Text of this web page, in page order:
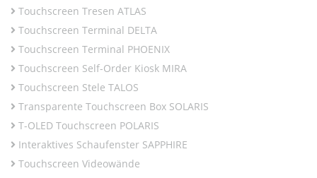
Touchscreen Tresen ATLAS
Touchscreen Terminal DELTA
Touchscreen Terminal PHOENIX
Touchscreen Self-Order Kiosk MIRA
Touchscreen Stele TALOS
Transparente Touchscreen Box SOLARIS
T-OLED Touchscreen POLARIS
Interaktives Schaufenster SAPPHIRE
Touchscreen Videowände